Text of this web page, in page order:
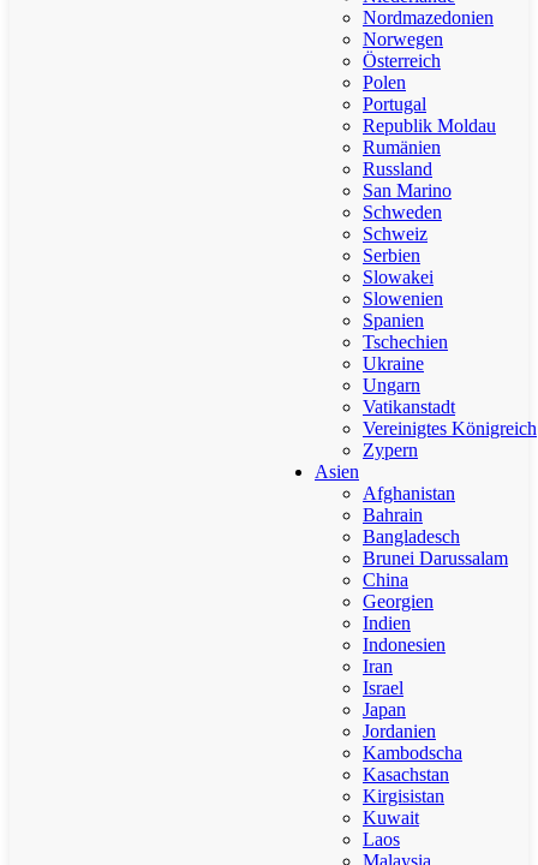
Nordmazedonien
Norwegen
Österreich
Polen
Portugal
Republik Moldau
Rumänien
Russland
San Marino
Schweden
Schweiz
Serbien
Slowakei
Slowenien
Spanien
Tschechien
Ukraine
Ungarn
Vatikanstadt
Vereinigtes Königreich
Zypern
Asien
Afghanistan
Bahrain
Bangladesch
Brunei Darussalam
China
Georgien
Indien
Indonesien
Iran
Israel
Japan
Jordanien
Kambodscha
Kasachstan
Kirgisistan
Kuwait
Laos
Malaysia